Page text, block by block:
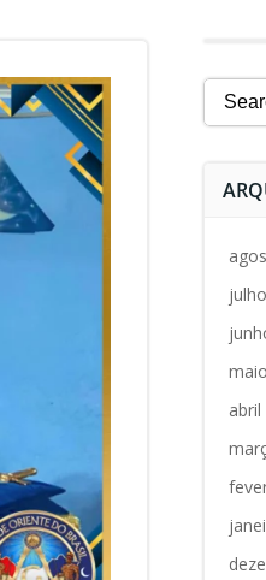
Search
for:
abril